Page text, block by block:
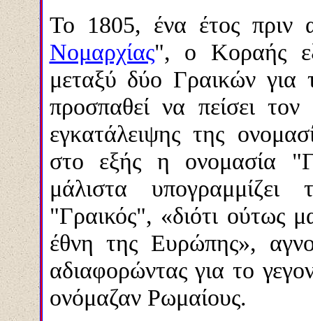
Το 1805, ένα έτος πριν
Νομαρχίας", ο Κοραής
μεταξύ δύο Γραικών για
προσπαθεί να πείσει
εγκατάλειψης της
στο εξής η ονομασία
μάλιστα
"Γραικός", «διότι ούτως
έθνη της Ευρώπης»,
αδιαφορώντας για το
ονόμαζαν Ρωμαίους.